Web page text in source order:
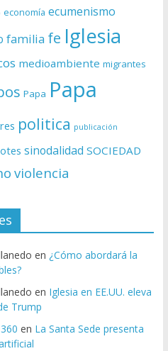
economía ecumenismo
familia fe Iglesia
medioambiente migrantes
Papa Papa
politica publicación
sinodalidad SOCIEDAD
violencia
en ¿Cómo abordará la
en Iglesia en EE.UU. eleva
Trump
en La Santa Sede presenta